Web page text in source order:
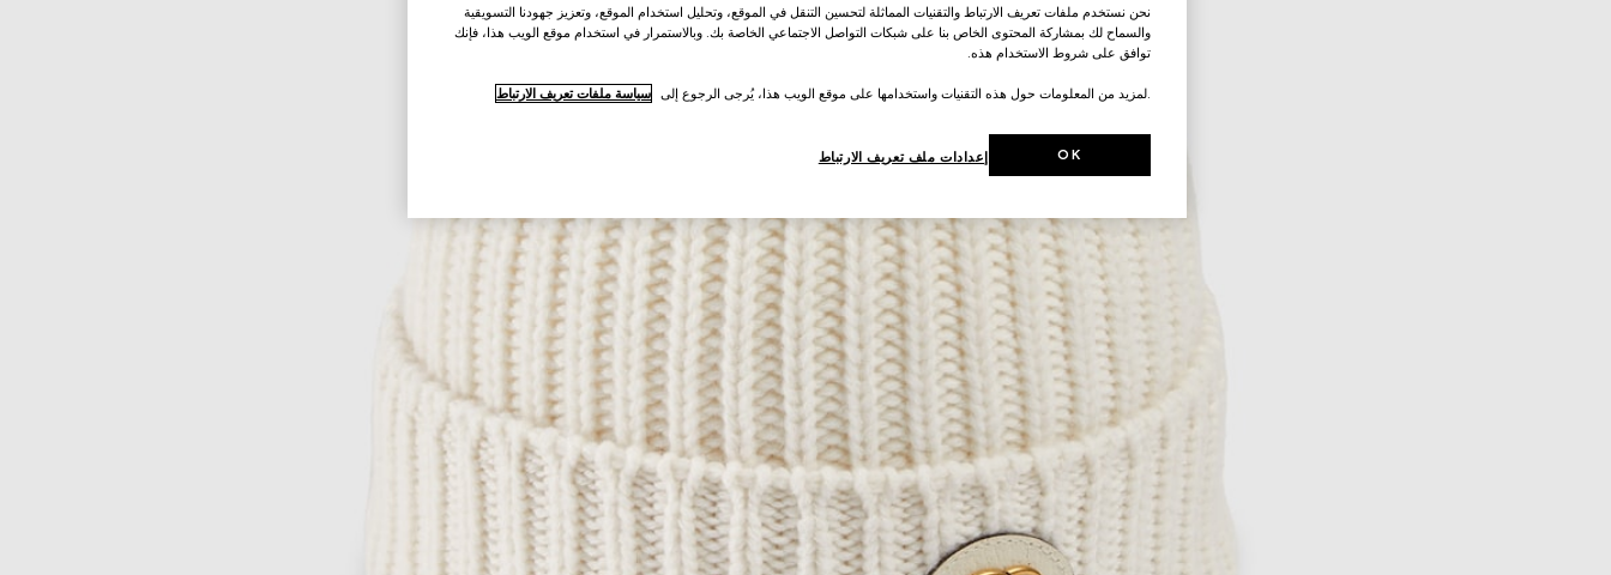
نحن نستخدم ملفات تعريف الارتباط والتقنيات المماثلة لتحسين التنقل في الموقع، وتحليل استخدام الموقع، وتعزيز جهودنا التسويقية
والسماح لك بمشاركة المحتوى الخاص بنا على شبكات التواصل الاجتماعي الخاصة بك. وبالاستمرار في استخدام موقع الويب هذا، فإنك
توافق على شروط الاستخدام هذه.
.لمزيد من المعلومات حول هذه التقنيات واستخدامها على موقع الويب هذا، يُرجى الرجوع إلى سياسة ملفات تعريف الارتباط
إعدادات ملف تعريف الارتباط OK